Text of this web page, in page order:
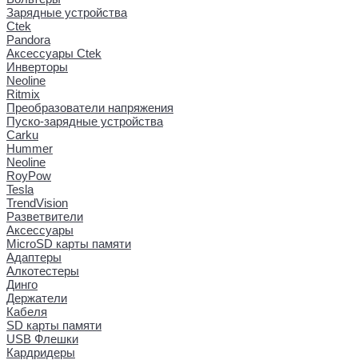
Зарядные устройства
Ctek
Pandora
Аксессуары Ctek
Инверторы
Neoline
Ritmix
Преобразователи напряжения
Пуско-зарядные устройства
Carku
Hummer
Neoline
RoyPow
Tesla
TrendVision
Разветвители
Аксессуары
MicroSD карты памяти
Адаптеры
Алкотестеры
Динго
Держатели
Кабеля
SD карты памяти
USB Флешки
Кардридеры